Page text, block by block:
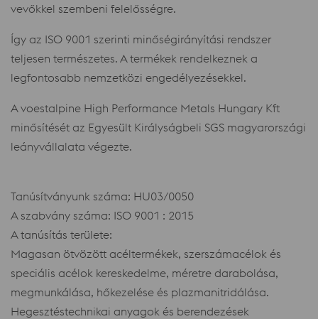
vevőkkel szembeni felelősségre.
Így az ISO 9001 szerinti minőségirányítási rendszer
teljesen természetes. A termékek rendelkeznek a
legfontosabb nemzetközi engedélyezésekkel.
A voestalpine High Performance Metals Hungary Kft
minősítését az Egyesült Királyságbeli SGS magyarországi
leányvállalata végezte.
Tanúsítványunk száma: HU03/0050
A szabvány száma: ISO 9001 : 2015
A tanúsítás területe:
Magasan ötvözött acéltermékek, szerszámacélok és
speciális acélok kereskedelme, méretre darabolása,
megmunkálása, hőkezelése és plazmanitridálása.
Hegesztéstechnikai anyagok és berendezések